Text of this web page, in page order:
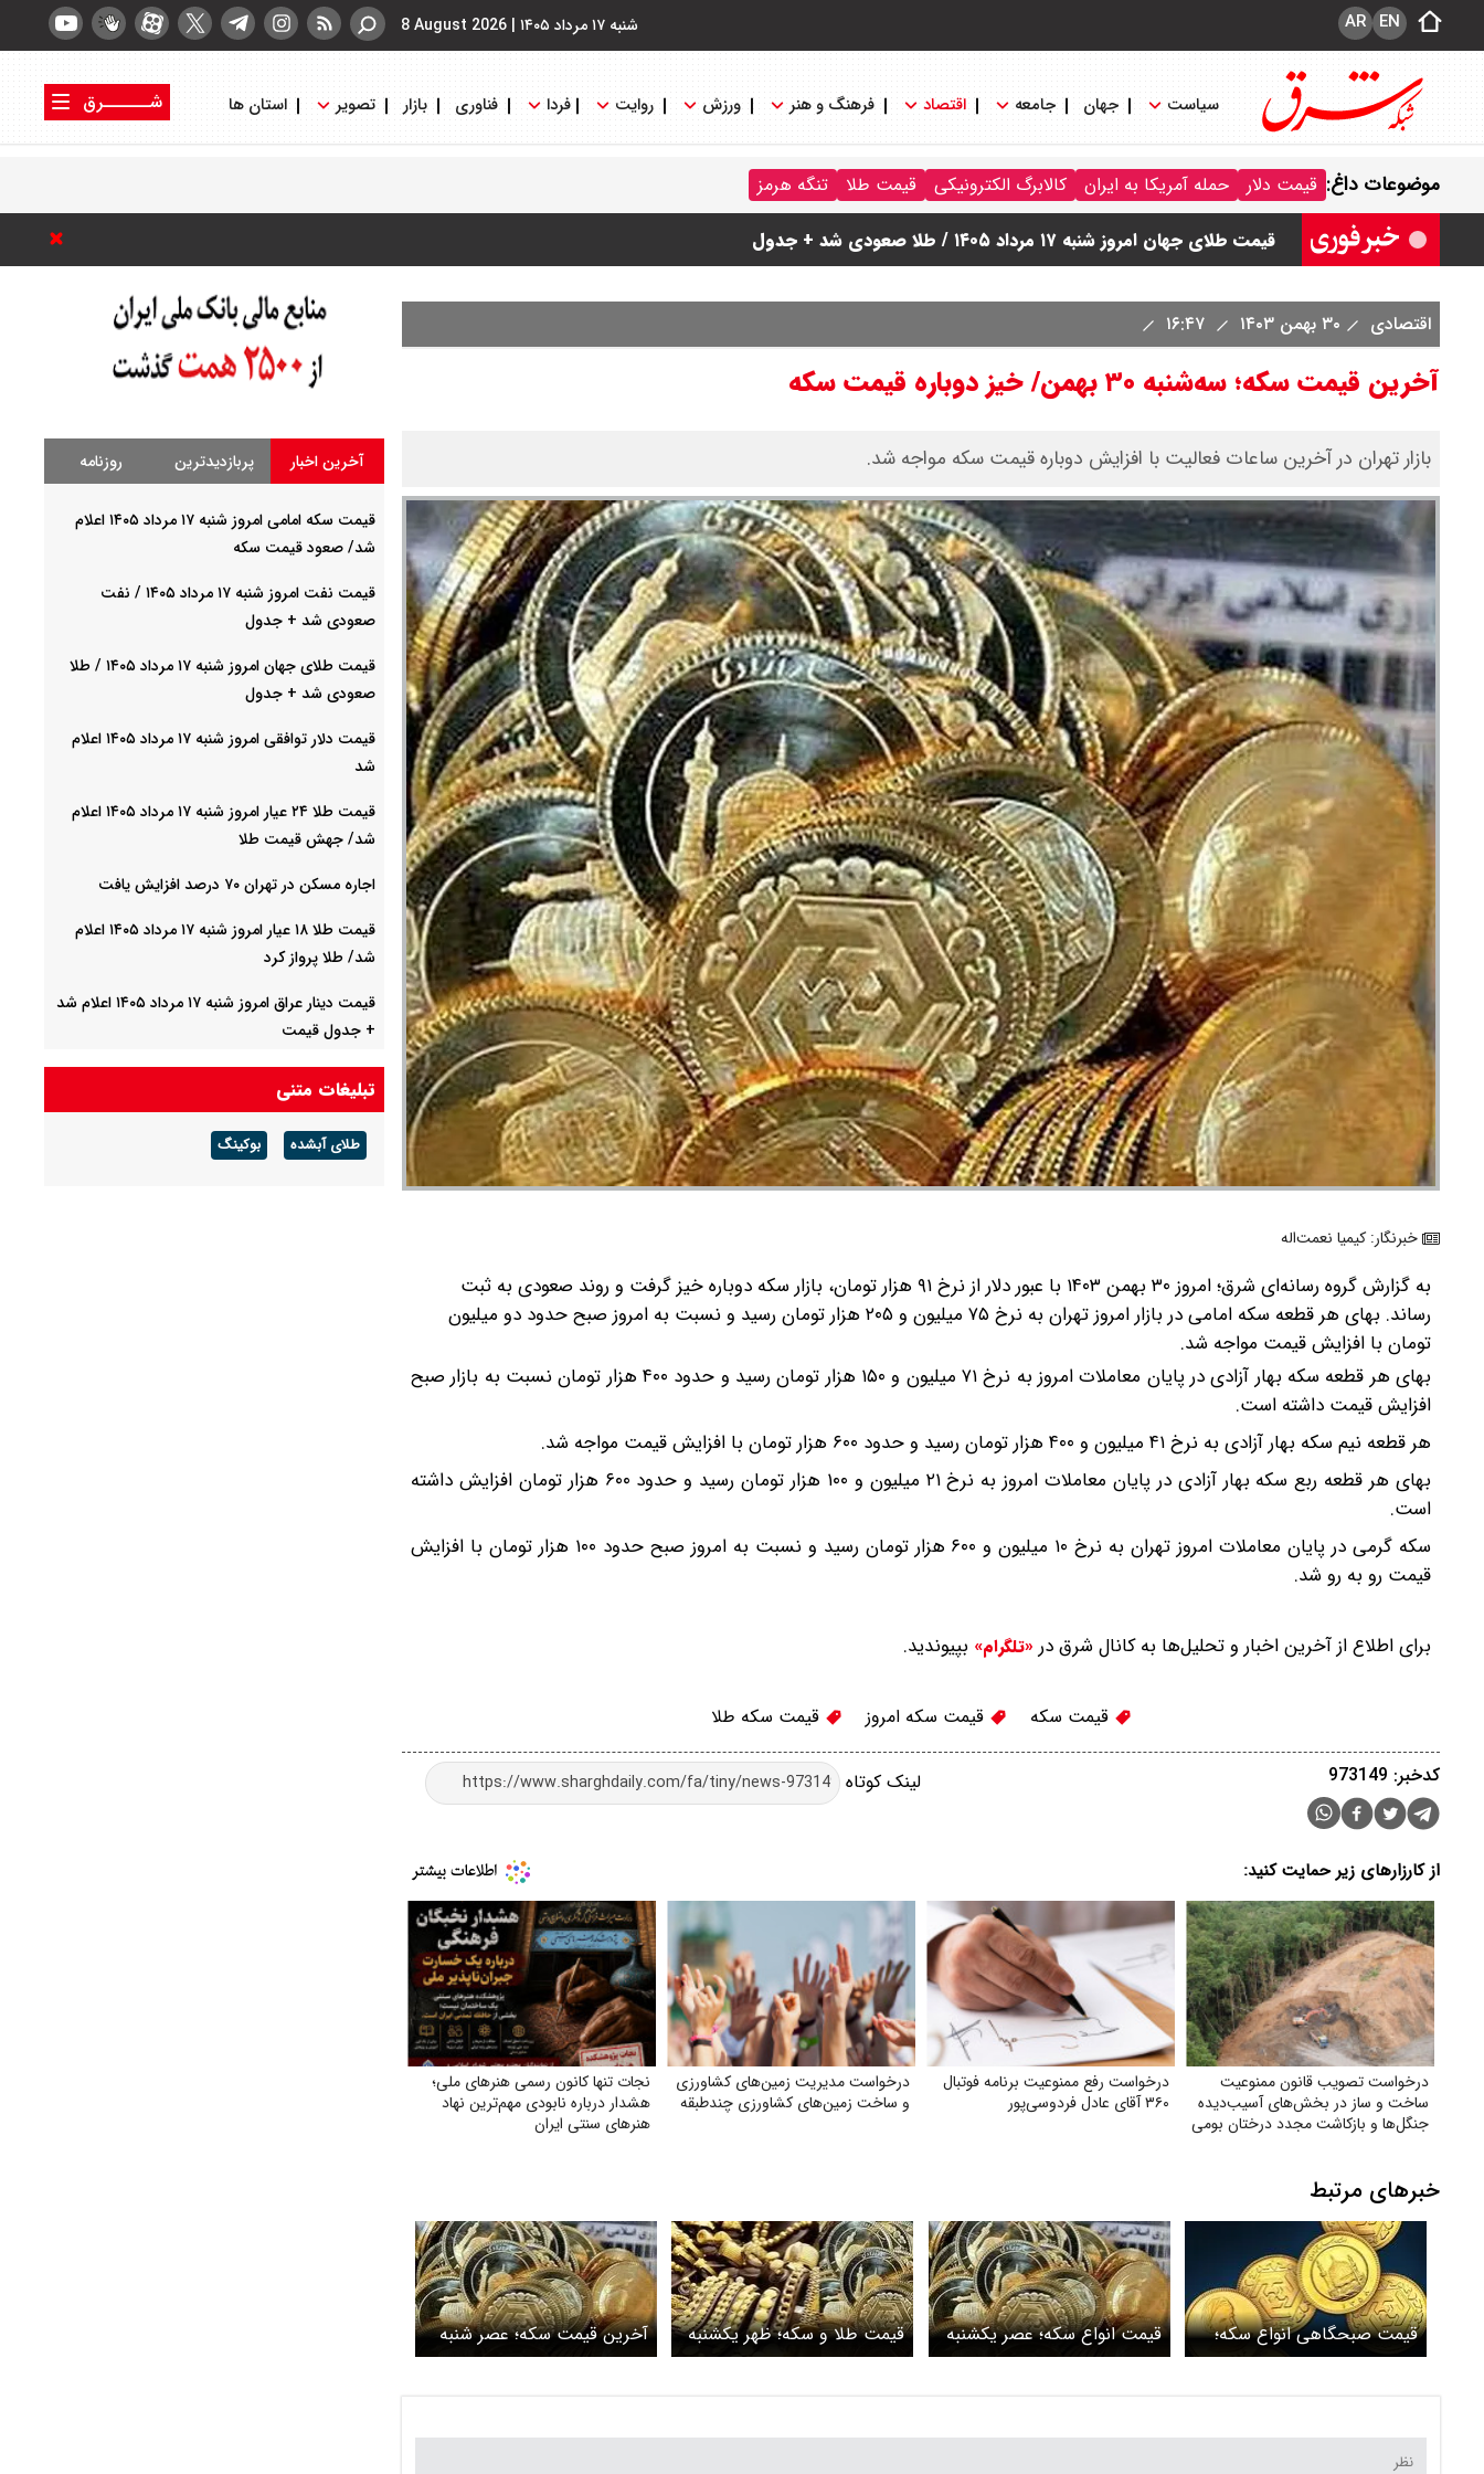
شنبه ۱۷ مرداد ۱۴۰۵ |
8 August 2026 EN
AR
سیاست جهان جامعه اقتصاد فرهنگ و هنر ورزش روایت فردا فناوری بازار تصویر استان ها
شــــــرق
موضوعات داغ: قیمت دلار حمله آمریکا به ایران کالابرگ الکترونیکی قیمت طلا تنگه هرمز
قیمت سکه امامی امروز شنبه ۱۷ مرداد ۱۴۰۵ اعلام شد/ صعود قیمت سکه
قیمت نفت امروز شنبه ۱۷ مرداد ۱۴۰۵ / نفت صعودی شد + جدول
قیمت طلای جهان امروز شنبه ۱۷ مرداد ۱۴۰۵ / طلا صعودی شد + جدول
قیمت طلا ۲۴ عیار امروز شنبه ۱۷ مرداد ۱۴۰۵ اعلام شد/ جهش قیمت طلا
اقتصادی ۳۰ بهمن ۱۴۰۳
آخرین قیمت سکه؛ سه‌شنبه ۳۰ بهمن/ خیز دوباره قیمت‌ سکه
بازار تهران در آخرین ساعات فعالیت با افزایش دوباره قیمت سکه مواجه شد.
خبرنگار: کیمیا نعمت‌اله
به گزارش گروه رسانه‌ای شرق؛ امروز ۳۰ بهمن ۱۴۰۳ با عبور دلار از نرخ ۹۱ هزار تومان، بازار سکه دوباره خیز گرفت و روند صعودی به ثبت
رساند.
بهای هر قطعه سکه امامی در بازار امروز تهران به نرخ ۷۵ میلیون و ۲۰۵ هزار تومان رسید و نسبت به امروز صبح حدود دو میلیون
تومان با افزایش قیمت مواجه شد.
بهای هر قطعه سکه بهار آزادی در پایان معاملات امروز به نرخ ۷۱ میلیون و ۱۵۰ هزار تومان رسید و حدود ۴۰۰ هزار تومان نسبت به بازار صبح
افزایش قیمت داشته است.
هر قطعه نیم سکه بهار آزادی به نرخ ۴۱ میلیون و ۴۰۰ هزار تومان رسید و حدود ۶۰۰ هزار تومان با افزایش قیمت مواجه شد.
بهای هر قطعه ربع سکه بهار آزادی در پایان معاملات امروز به نرخ ۲۱ میلیون و ۱۰۰ هزار تومان رسید و حدود ۶۰۰ هزار تومان افزایش داشته
است.
سکه گرمی در پایان معاملات امروز تهران به نرخ ۱۰ میلیون و ۶۰۰ هزار تومان رسید و نسبت به امروز صبح حدود ۱۰۰ هزار تومان با افزایش
قیمت رو به رو شد.
برای اطلاع از آخرین اخبار و تحلیل‌ها به کانال شرق در «تلگرام» بپیوندید.
قیمت سکه قیمت سکه امروز قیمت سکه طلا
لینک کوتاه کدخبر: 973149
از کارزارهای زیر حمایت کنید:
درخواست تصویب قانون ممنوعیت
ساخت و ساز در بخش‌های آسیب‌دیده
جنگل‌ها و بازکاشت مجدد درختان بومی
درخواست رفع ممنوعیت برنامه فوتبال
۳۶۰ آقای عادل فردوسی‌پور
درخواست مدیریت زمین‌های کشاورزی
و ساخت زمین‌های کشاورزی چندطبقه
نجات تنها کانون رسمی هنرهای ملی؛
هشدار درباره نابودی مهم‌ترین نهاد
هنرهای سنتی ایران
خبرهای مرتبط
قیمت صبحگاهی انواع سکه؛
سه‌شنبه ۳۰ بهمن
قیمت انواع سکه؛ عصر یکشنبه
۲۸ بهمن
قیمت طلا و سکه؛ ظهر یکشنبه
۲۸ بهمن
آخرین قیمت سکه؛ عصر شنبه
۲۷ بهمن/ تخلیه حباب سکه
آخرین اخبار پربازدیدترین روزنامه
قیمت سکه امامی امروز شنبه ۱۷ مرداد ۱۴۰۵ اعلام
شد/ صعود قیمت سکه
قیمت نفت امروز شنبه ۱۷ مرداد ۱۴۰۵ / نفت
صعودی شد + جدول
قیمت طلای جهان امروز شنبه ۱۷ مرداد ۱۴۰۵ / طلا
صعودی شد + جدول
قیمت دلار توافقی امروز شنبه ۱۷ مرداد ۱۴۰۵ اعلام
شد
قیمت طلا ۲۴ عیار امروز شنبه ۱۷ مرداد ۱۴۰۵ اعلام
شد/ جهش قیمت طلا
اجاره مسکن در تهران ۷۰ درصد افزایش یافت
قیمت طلا ۱۸ عیار امروز شنبه ۱۷ مرداد ۱۴۰۵ اعلام
شد/ طلا پرواز کرد
قیمت دینار عراق امروز شنبه ۱۷ مرداد ۱۴۰۵ اعلام شد
+ جدول قیمت
این شرط تامین اجتماعی حقوق بازنشستگان را
کاهش داد + جزییات
تبلیغات متنی
طلای آبشده بوکینگ